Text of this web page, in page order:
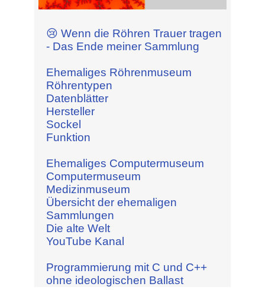
😢 Wenn die Röhren Trauer tragen
- Das Ende meiner Sammlung
Ehemaliges Röhrenmuseum
Röhrentypen
Datenblätter
Hersteller
Sockel
Funktion
Ehemaliges Computermuseum
Computermuseum
Medizinmuseum
Übersicht der ehemaligen
Sammlungen
Die alte Welt
YouTube Kanal
Programmierung mit C und C++
ohne ideologischen Ballast